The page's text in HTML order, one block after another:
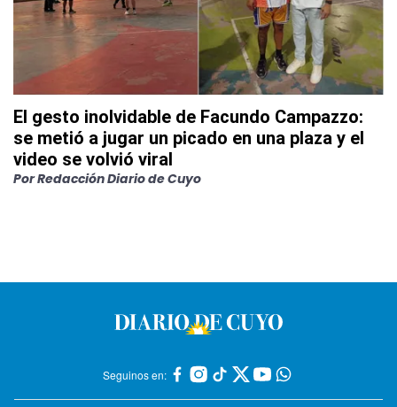
El gesto inolvidable de Facundo Campazzo:
se metió a jugar un picado en una plaza y el
video se volvió viral
PorRedacción Diario de Cuyo
Seguinos en: